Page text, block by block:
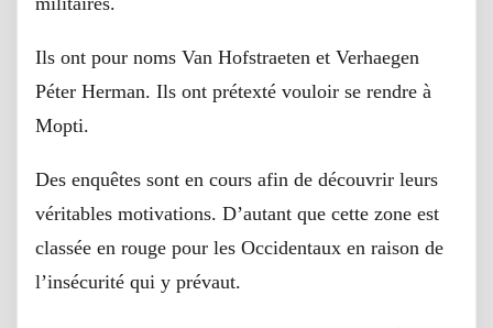
Ils ont pour noms Van Hofstraeten et Verhaegen
Péter Herman. Ils ont prétexté vouloir se rendre à
Mopti.
Des enquêtes sont en cours afin de découvrir leurs
véritables motivations. D’autant que cette zone est
classée en rouge pour les Occidentaux en raison de
l’insécurité qui y prévaut.